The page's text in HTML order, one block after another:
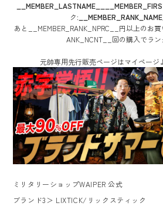
__MEMBER_LASTNAME__
ク:
あと
__MEMBER_RANK_NPRC__ 円以上のお買
ANK_NCNT__ 回の購入でラン
元帥専用先行販売ページはマイページ
ミリタリーショップWAIPER 公式
ブランド3＞ LIXTICK/リックスティック